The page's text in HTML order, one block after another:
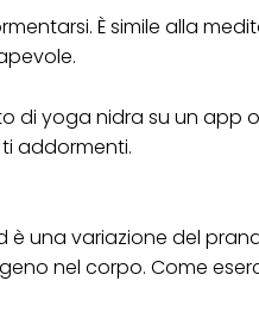
È simile alla
di yoga nidra su un app
addormenti.
è una variazione del
nel corpo. Come